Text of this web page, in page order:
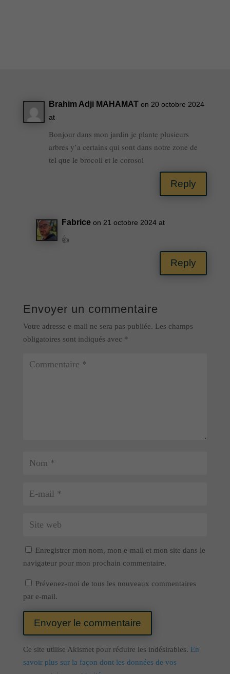
Brahim Adji MAHAMAT on 20 octobre 2024
at
Bonjour dans mon jardin je plante plusieurs
arbres y’a certains qui sont dans notre zone de
tel que le brocoli et le corosol
Reply
Fabrice on 21 octobre 2024 at
👍
Reply
Envoyer un commentaire
Votre adresse e-mail ne sera pas publiée. Les champs
obligatoires sont indiqués avec *
Enregistrer mon nom, mon e-mail et mon site dans le
navigateur pour mon prochain commentaire.
Prévenez-moi de tous les nouveaux commentaires
par e-mail.
Envoyer le commentaire
Ce site utilise Akismet pour réduire les indésirables. En
savoir plus sur la façon dont les données de vos